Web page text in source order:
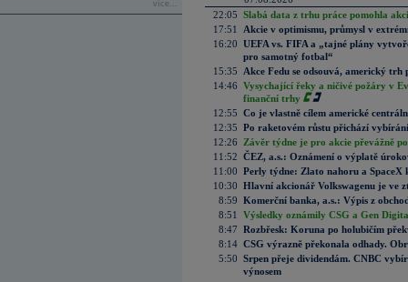
více...
22:05 Slabá data z trhu práce pomohla
17:51
Akcie v optimismu, průmysl v
16:20 UEFA vs. FIFA a „tajné plány
pro samotný fotbal“
15:35
Akce Fedu se odsouvá, americký
14:46 Vysychající řeky a ničivé požáry v
finanční trhy
12:55 Co je vlastně cílem americké
12:35 Po raketovém růstu přichází
12:26
Závěr týdne je pro akcie převážně
11:52 ČEZ, a.s.: Oznámení o výplatě
11:00 Perly týdne: Zlato nahoru a SpaceX
10:30 Hlavní akcionář Volkswagenu je ve
8:59 Komerční banka, a.s.: Výpis z
8:51
Výsledky oznámily CSG a Gen
8:47 Rozbřesk: Koruna po holubičím
8:14 CSG výrazně překonala odhady.
5:50 Srpen přeje dividendám. CNBC
výnosem